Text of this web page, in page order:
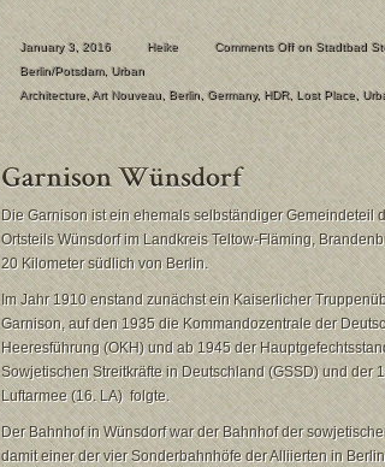
January 3, 2016 Heike Comments Offon Stadtbad
Berlin/Potsdam,Urban
Architecture,Art Nouveau, Berlin,Germany,HDR,Lost Place,
Die Garnison ist ein ehemals selbständiger Gemeindeteil
Ortsteils Wünsdorf im Landkreis Teltow-Fläming,
20 Kilometer südlich von Berlin.
Im Jahr 1910 enstand zunächst ein Kaiserlicher
Garnison, auf den 1935 die Kommandozentrale der
Heeresführung (OKH) und ab 1945 der
Sowjetischen Streitkräfte in Deutschland (GSSD) und der
Luftarmee (16. LA) folgte.
Der Bahnhof in Wünsdorf war der Bahnhof der
damit einer der vier Sonderbahnhöfe der Alliierten in